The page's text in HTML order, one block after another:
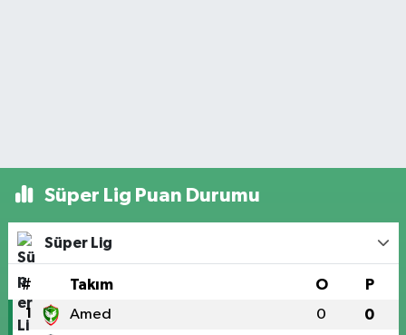
Süper Lig Puan Durumu
Süper Lig
# Takım O P
1 Amed 0 0